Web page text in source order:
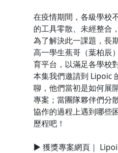
在疫情期間，各級學校
的工具零散、未經整合
為了解決此一課題，長
高一學生蕉哥（葉柏辰
育平台，以滿足各學校
本集我們邀請到 Lipoic
聊，他們當初是如何展
專案；當團隊夥伴們分
協作的過程上遇到哪
歷程吧！
▶️ 獲獎專案網頁｜